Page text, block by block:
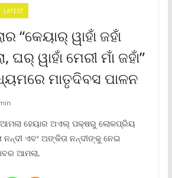
LATEST
“କେୟାର୍ ୱାହାଁ ଜହାଁ
ଘର୍ ୱାହାଁ ମେରୀ ମାଁ ଜହାଁ”
ମାତୃଦିବସ ପାଳନ
ହେୟାର ଅଏଲ୍ ପକ୍ଷରୁ ଲୋକପ୍ରିୟ
ନନ୍ଦୀ ଏବଂ ଅଙ୍କିତା ନନ୍ଦୀଙ୍କୁ ନେଇ
ଆମଲା,